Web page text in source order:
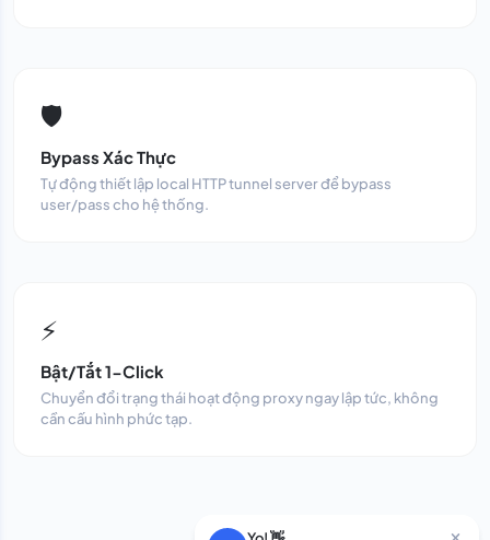
🛡️
Bypass Xác Thực
Tự động thiết lập local HTTP tunnel server để bypass
user/pass cho hệ thống.
⚡
Bật/Tắt 1-Click
Chuyển đổi trạng thái hoạt động proxy ngay lập tức, không
cần cấu hình phức tạp.